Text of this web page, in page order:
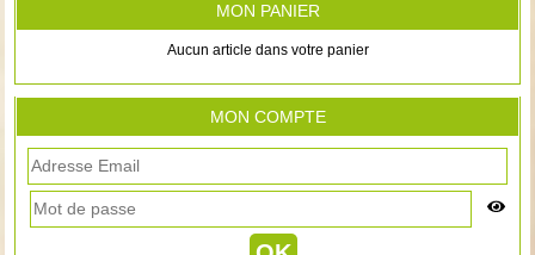
MON PANIER
Aucun article dans votre panier
MON COMPTE